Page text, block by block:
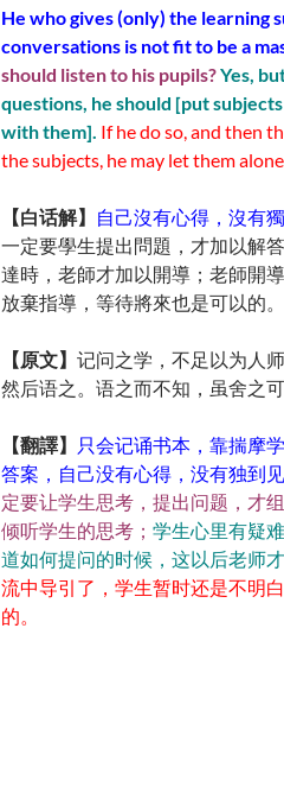
He who gives (only) the learning
conversations is not fit to be a
should listen to his pupils?Yes,
questions, he should [put
with them]. If he do so, and then
the subjects, he may let them
【白话解】
自己沒有心得，沒有
一定要學生提出問題，才加以解
達時，老師才加以開導；老師開
放棄指導，等待將來也是可以的。
【原文】 记问之学，不足以为人
然后语之。语之而不知，虽舍之可
【翻譯】
只会记诵书本，靠揣摩
答案，自己没有心得，没有独到
定要让学生思考，提出问题，才
倾听学生的思考； 学生心里有疑
道如何提问的时候，这以后老师
流中导引了，学生暂时还是不明
的。